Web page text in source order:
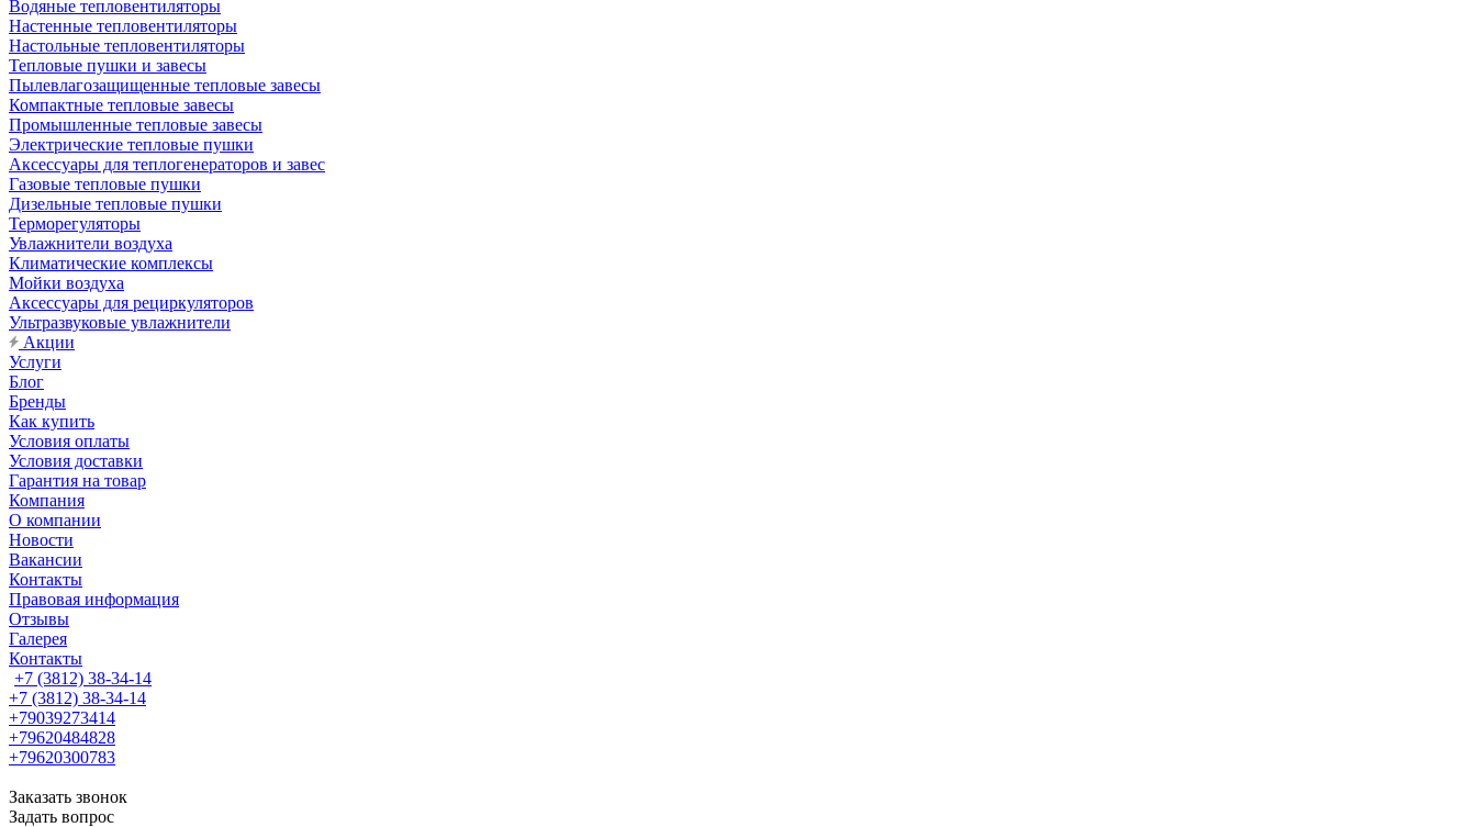
Водяные тепловентиляторы
Настенные тепловентиляторы
Настольные тепловентиляторы
Тепловые пушки и завесы
Пылевлагозащищенные тепловые завесы
Компактные тепловые завесы
Промышленные тепловые завесы
Электрические тепловые пушки
Аксессуары для теплогенераторов и завес
Газовые тепловые пушки
Дизельные тепловые пушки
Терморегуляторы
Увлажнители воздуха
Климатические комплексы
Мойки воздуха
Аксессуары для рециркуляторов
Ультразвуковые увлажнители
Акции
Услуги
Блог
Бренды
Как купить
Условия оплаты
Условия доставки
Гарантия на товар
Компания
О компании
Новости
Вакансии
Контакты
Правовая информация
Отзывы
Галерея
Контакты
+7 (3812) 38-34-14
+7 (3812) 38-34-14
+79039273414
+79620484828
+79620300783
Заказать звонок
Задать вопрос